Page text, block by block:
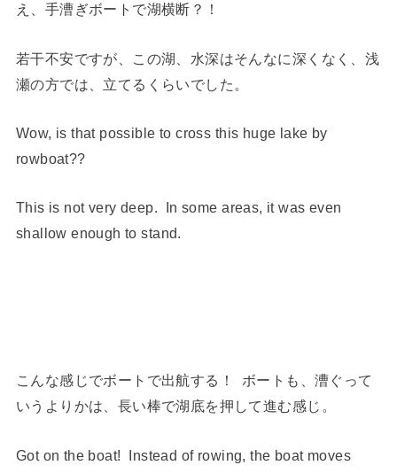
え、手漕ぎボートで湖横断？！
若干不安ですが、この湖、水深はそんなに深くなく、浅
瀬の方では、立てるくらいでした。
Wow, is that possible to cross this huge lake by
rowboat??
This is not very deep. In some areas, it was even
shallow enough to stand.
こんな感じでボートで出航する！ ボートも、漕ぐって
いうよりかは、長い棒で湖底を押して進む感じ。
Got on the boat! Instead of rowing, the boat moves